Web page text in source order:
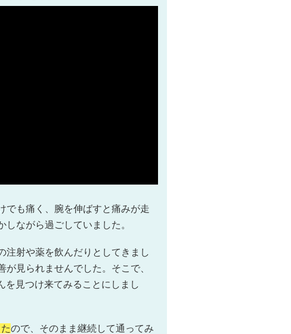
でも痛く、腕を伸ばすと痛みが走
ながら過ごしていました。
注射や薬を飲んだりとしてきまし
見られませんでした。そこで、
を見つけ来てみることにしまし
ので、そのまま継続して通ってみ